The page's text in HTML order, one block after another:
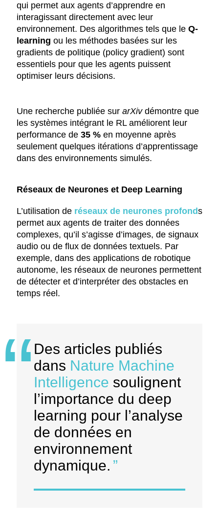
qui permet aux agents d’apprendre en
interagissant directement avec leur
environnement. Des algorithmes tels que le Q-
learning ou les méthodes basées sur les
gradients de politique (policy gradient) sont
essentiels pour que les agents puissent
optimiser leurs décisions.
Une recherche publiée sur arXivdémontre que
les systèmes intégrant le RL améliorent leur
performance de 35 %en moyenne après
seulement quelques itérations d’apprentissage
dans des environnements simulés.
Réseaux de Neurones et Deep Learning
L’utilisation de réseaux de neurones profonds
permet aux agents de traiter des données
complexes, qu’il s’agisse d’images, de signaux
audio ou de flux de données textuels. Par
exemple, dans des applications de robotique
autonome, les réseaux de neurones permettent
de détecter et d’interpréter des obstacles en
temps réel.
Des articles publiés
dans Nature Machine
Intelligence soulignent
l’importance du deep
learning pour l’analyse
de données en
environnement
dynamique.